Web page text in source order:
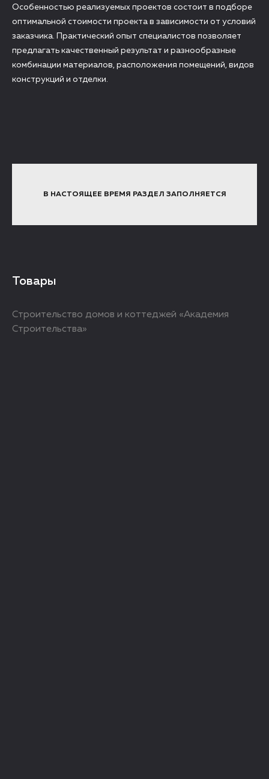
Особенностью реализуемых проектов состоит в подборе
оптимальной стоимости проекта в зависимости от условий
заказчика. Практический опыт специалистов позволяет
предлагать качественный результат и разнообразные
комбинации материалов, расположения помещений, видов
конструкций и отделки.
В НАСТОЯЩЕЕ ВРЕМЯ РАЗДЕЛ ЗАПОЛНЯЕТСЯ
Товары
Строительство домов и коттеджей «Академия
Строительства»